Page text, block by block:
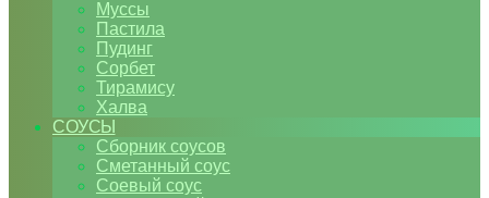
Муссы
Пастила
Пудинг
Сорбет
Тирамису
Халва
СОУСЫ
Сборник соусов
Сметанный соус
Соевый соус